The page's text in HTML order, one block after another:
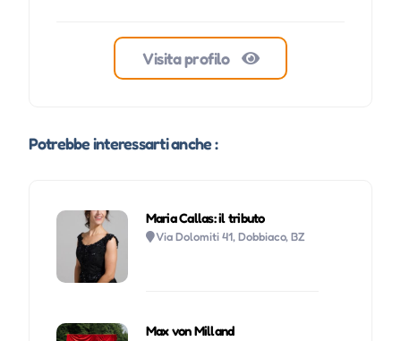
Visita profilo
Potrebbe interessarti anche :
Maria Callas: il tributo
Via Dolomiti 41, Dobbiaco, BZ
Max von Milland